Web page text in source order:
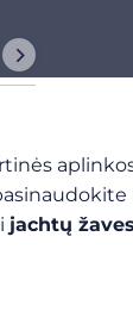
jachtų